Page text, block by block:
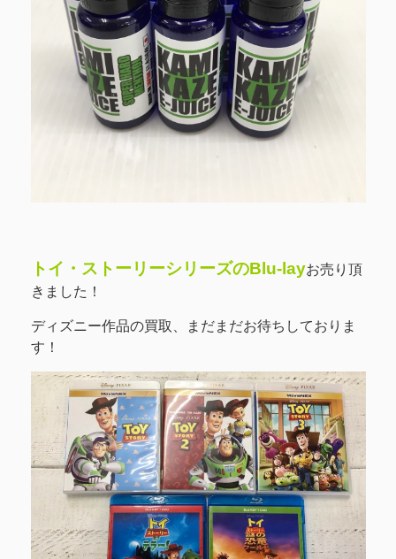
トイ・ストーリーシリーズのBlu-layお売り頂
きました！
ディズニー作品の買取、まだまだお待ちしておりま
す！